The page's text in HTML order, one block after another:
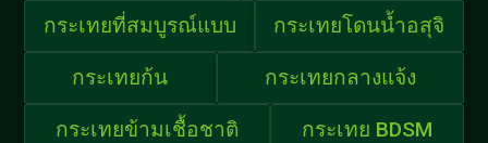
กระเทยที่สมบูรณ์แบบ กระเทยโดนน้ำอสุจิ
กระเทยก้น กระเทยกลางแจ้ง
กระเทยข้ามเชื้อชาติ กระเทย BDSM